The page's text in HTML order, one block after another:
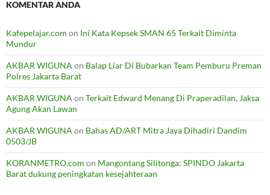
KOMENTAR ANDA
Kafepelajar.com on Ini Kata Kepsek SMAN 65 Terkait Diminta
Mundur
AKBAR WIGUNA on Balap Liar Di Bubarkan Team Pemburu Preman
Polres Jakarta Barat
AKBAR WIGUNA on Terkait Edward Menang Di Praperadilan, Jaksa
Agung Akan Lawan
AKBAR WIGUNA on Bahas AD/ART Mitra Jaya Dihadiri Dandim
0503/JB
KORANMETRO.com on Mangontang Silitonga: SPINDO Jakarta
Barat dukung peningkatan kesejahteraan